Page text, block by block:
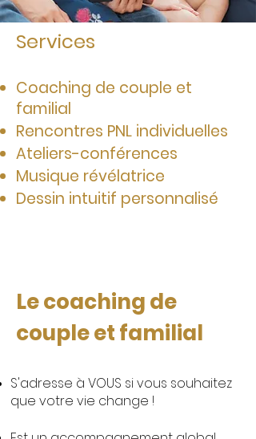
Services
Coaching de couple et
familial
Rencontres PNL individuelles​
Ateliers-conférences​
Musique révélatrice​
Dessin intuitif personnalisé
Le coaching de
couple et familial
S'adresse à VOUS si vous souhaitez
que votre vie change !